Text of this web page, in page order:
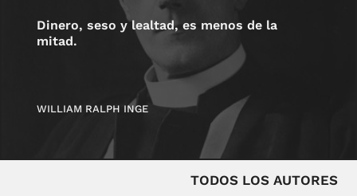
Dinero, seso y lealtad, es menos de la
mitad.
WILLIAM RALPH INGE
TODOS LOS AUTORES